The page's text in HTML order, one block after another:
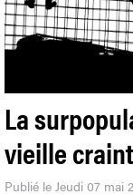
La
vieille
Publié le Jeudi 07 mai